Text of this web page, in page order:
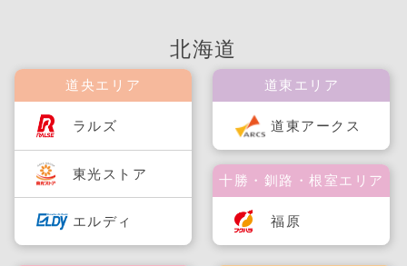
北海道
道央エリア
ラルズ
東光ストア
エルディ
道東エリア
道東アークス
十勝・釧路・根室エリア
福原